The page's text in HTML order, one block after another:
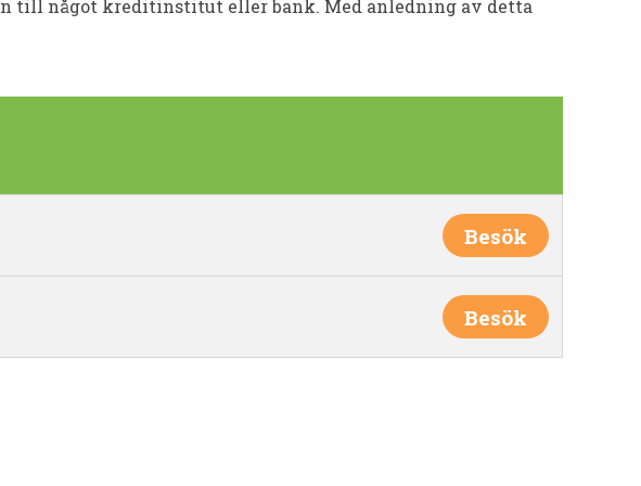
till något kreditinstitut eller bank. Med anledning av detta
Besök
Besök